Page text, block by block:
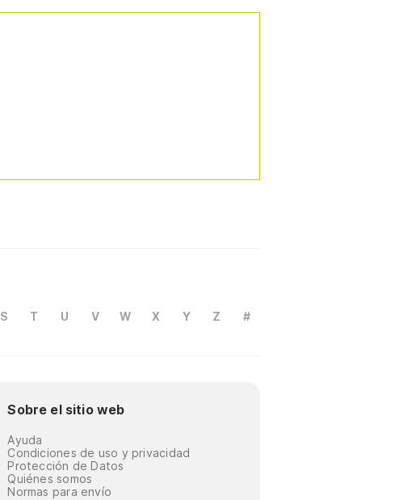
S T U V W X Y Z #
Sobre el sitio web
Ayuda
Condiciones de uso y privacidad
Protección de Datos
Quiénes somos
Normas para envío